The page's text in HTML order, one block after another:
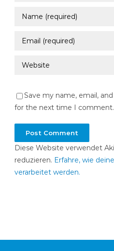
Save my name, email,
for the next time I comment.
Diese Website verwendet
reduzieren. Erfahre, wie
verarbeitet werden.